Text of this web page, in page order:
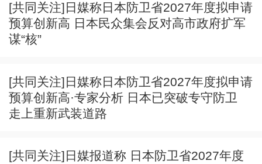
[共同关注]日媒称日本防卫省2027年度拟申请
预算创新高 日本民众集会反对高市政府扩军
谋“核”
[共同关注]日媒称日本防卫省2027年度拟申请
预算创新高·专家分析 日本已突破专守防卫
走上重新武装道路
[共同关注]日媒报道称 日本防卫省2027年度